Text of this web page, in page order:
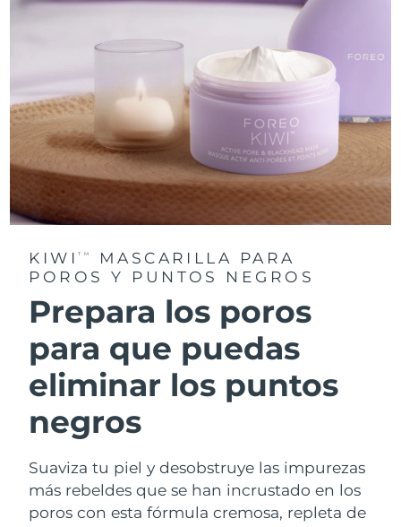
KIWITM
MASCARILLA PARA
POROS Y PUNTOS NEGROS
Prepara los poros
para que puedas
eliminar los puntos
negros
Suaviza tu piel y desobstruye las impurezas
más rebeldes que se han incrustado en los
poros con esta fórmula cremosa, repleta de